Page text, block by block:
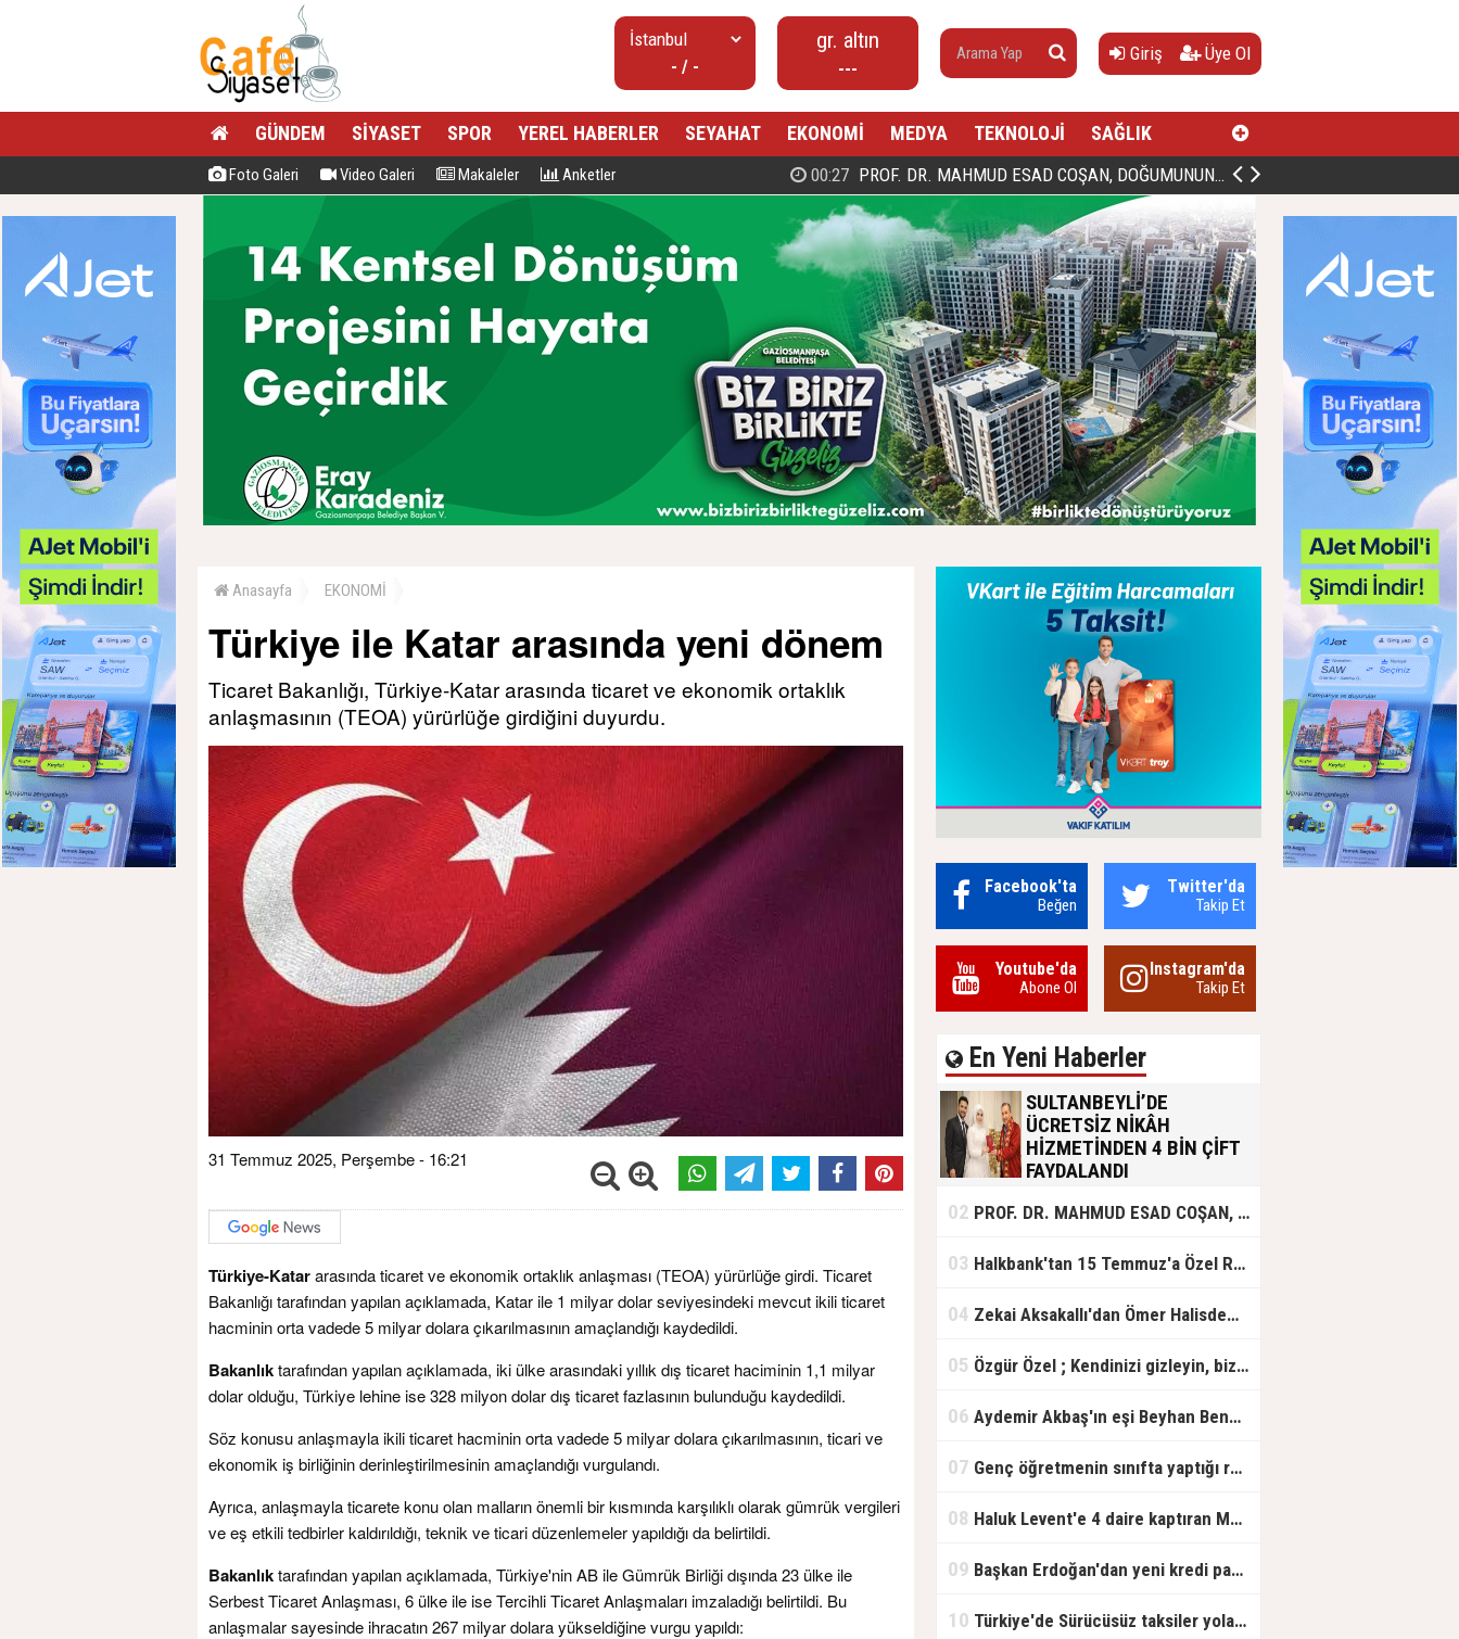
- / -
gr. altın
---
Giriş Üye Ol
GÜNDEM SİYASET SPOR YEREL HABERLER SEYAHAT EKONOMİ MEDYA TEKNOLOJİ SAĞLIK
Foto Galeri Video Galeri Makaleler Anketler 00:27 PROF. DR. MAHMUD ESAD COŞAN, DOĞUMUNUN HİCRÎ 91. YILINDA ELAZIĞ'DA YÂD EDİLECEK
Anasayfa EKONOMİ
Türkiye ile Katar arasında yeni dönem
Ticaret Bakanlığı, Türkiye-Katar arasında ticaret ve ekonomik ortaklık
anlaşmasının (TEOA) yürürlüğe girdiğini duyurdu.
31 Temmuz 2025, Perşembe - 16:21
Türkiye-Katararasında ticaret ve ekonomik ortaklık anlaşması (TEOA) yürürlüğe girdi. Ticaret
Bakanlığı tarafından yapılan açıklamada, Katar ile 1 milyar dolar seviyesindeki mevcut ikili ticaret
hacminin orta vadede 5 milyar dolara çıkarılmasının amaçlandığı kaydedildi.
Bakanlıktarafından yapılan açıklamada, iki ülke arasındaki yıllık dış ticaret haciminin 1,1 milyar
dolar olduğu, Türkiye lehine ise 328 milyon dolar dış ticaret fazlasının bulunduğu kaydedildi.
Söz konusu anlaşmayla ikili ticaret hacminin orta vadede 5 milyar dolara çıkarılmasının, ticari ve
ekonomik iş birliğinin derinleştirilmesinin amaçlandığı vurgulandı.
Ayrıca, anlaşmayla ticarete konu olan malların önemli bir kısmında karşılıklı olarak gümrük vergileri
ve eş etkili tedbirler kaldırıldığı, teknik ve ticari düzenlemeler yapıldığı da belirtildi.
Bakanlıktarafından yapılan açıklamada, Türkiye'nin AB ile Gümrük Birliği dışında 23 ülke ile
Serbest Ticaret Anlaşması, 6 ülke ile ise Tercihli Ticaret Anlaşmaları imzaladığı belirtildi. Bu
anlaşmalar sayesinde ihracatın 267 milyar dolara yükseldiğine vurgu yapıldı:
Facebook'ta
Beğen
Twitter'da
Takip Et
Youtube'da
Abone Ol
Instagram'da
Takip Et
En Yeni Haberler
SULTANBEYLİ’DE
ÜCRETSİZ NİKÂH
HİZMETİNDEN 4 BİN ÇİFT
FAYDALANDI
olan gençlere destek amacıyla
başlattığı ücretsiz nikâh hizmetini
başlattıklarını belirten Sultanbeyli
ücretsiz hizmet vermenin
02 PROF. DR. MAHMUD ESAD COŞAN, DOĞUMUNUN HİCRÎ 91. YILINDA ELAZIĞ'DA YÂD EDİLECEK
03 Halkbank'tan 15 Temmuz'a Özel Reklam Filmi: "İrade Bizim, Zafer Bizim"
04 Zekai Aksakallı'dan Ömer Halisdemir'e 'vefa' ziyareti!
05 Özgür Özel ; Kendinizi gizleyin, bizden işaret bekleyin
06 Aydemir Akbaş'ın eşi Beyhan Benek Akbaş hayatını kaybetti
07 Genç öğretmenin sınıfta yaptığı rezil paylaşım
08 Haluk Levent'e 4 daire kaptıran Müteahhit soluğu savcılıkta aldı
09 Başkan Erdoğan'dan yeni kredi paketi müjdesi: 6 ay geri ödemesiz, 36 ay vadeli
10 Türkiye'de Sürücüsüz taksiler yola çıkmaya hazırlanıyor